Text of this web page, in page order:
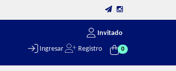
Invitado
Ingresar Registro 0